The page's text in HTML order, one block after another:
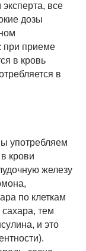
все
дозы
при приеме
в кровь
в
употребляем
крови
железу
по клеткам
тем
и это